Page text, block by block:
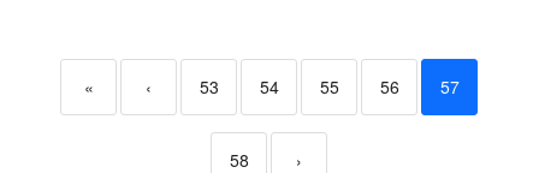
« ‹ 53 54 55 56 57
58 ›